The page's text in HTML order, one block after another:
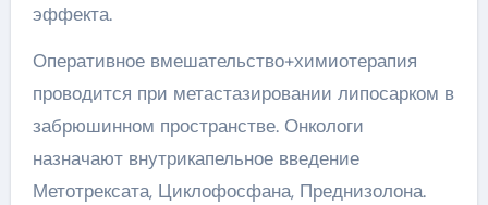
эффекта.
Оперативное вмешательство+химиотерапия
проводится при метастазировании липосарком в
забрюшинном пространстве. Онкологи
назначают внутрикапельное введение
Метотрексата, Циклофосфана, Преднизолона.